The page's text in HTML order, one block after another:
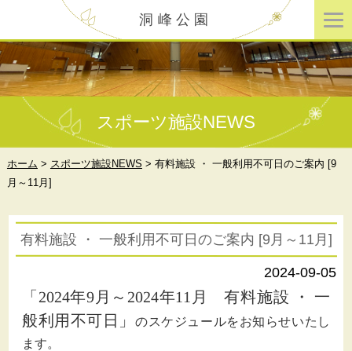
洞峰公園
スポーツ施設NEWS
ホーム > スポーツ施設NEWS > 有料施設 ・ 一般利用不可日のご案内 [9
月～11月]
有料施設 ・ 一般利用不可日のご案内 [9月～11月]
2024-09-05
「2024年9月～2024年11月 有料施設 ・ 一
般利用不可日」 のスケジュールをお知らせいたし
ます。